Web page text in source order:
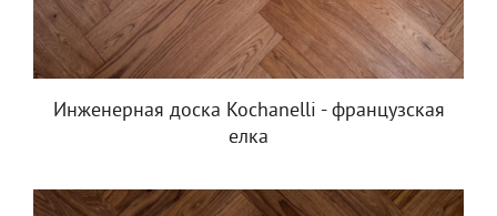
Инженерная доска Kochanelli - французская
елка